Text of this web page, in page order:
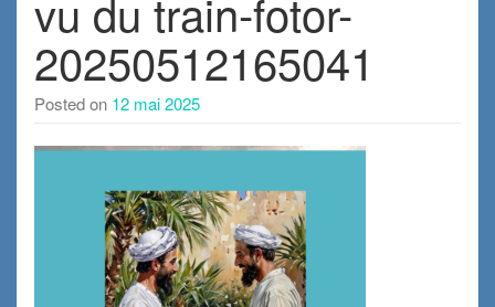
vu du train-fotor-
20250512165041
Posted on 12 mai 2025